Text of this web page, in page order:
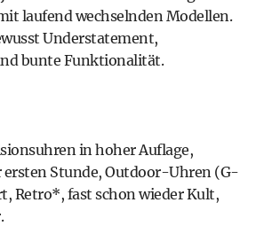
laufend wechselnden Modellen.
Understatement,
bunte Funktionalität.
in hoher Auflage,
Stunde, Outdoor-Uhren (G-
Retro*, fast schon wieder Kult,